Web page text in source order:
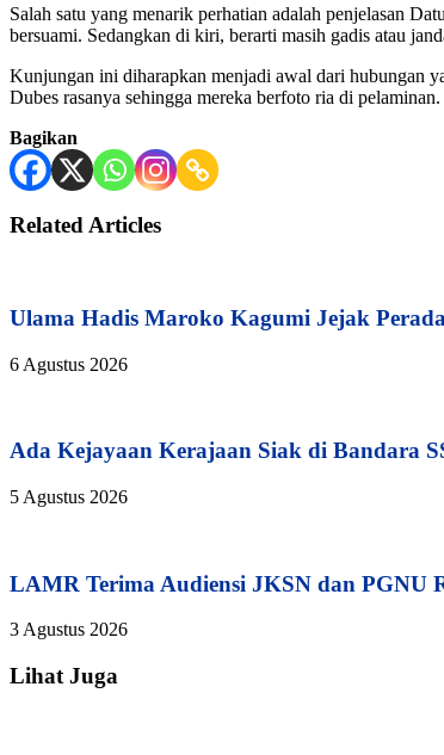
Salah satu yang menarik perhatian adalah penjelasan
bersuami. Sedangkan di kiri, berarti masih gadis atau
Kunjungan ini diharapkan menjadi awal dari hubungan
Dubes rasanya sehingga mereka berfoto ria di pelaminan.
Bagikan
Related Articles
Ulama Hadis Maroko Kagumi Jejak
6 Agustus 2026
Ada Kejayaan Kerajaan Siak di Bandara
5 Agustus 2026
LAMR Terima Audiensi JKSN dan PGNU
3 Agustus 2026
Lihat Juga